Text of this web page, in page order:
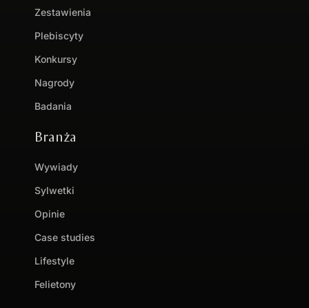
Zestawienia
Plebiscyty
Konkursy
Nagrody
Badania
Branża
Wywiady
Sylwetki
Opinie
Case studies
Lifestyle
Felietony